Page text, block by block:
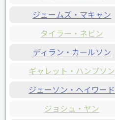
ジェームズ・マキャン
タイラー・ネビン
ディラン・カールソン
ギャレット・ハンプソン
ジェーソン・ヘイワード
ジョシュ・ヤン